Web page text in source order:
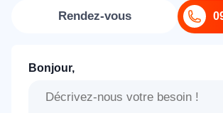
Rendez-vous
Bonjour,